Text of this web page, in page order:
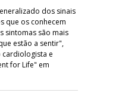
dos sinais
que os conhecem
sintomas são mais
estão a sentir",
cardiologista e
for Life" em